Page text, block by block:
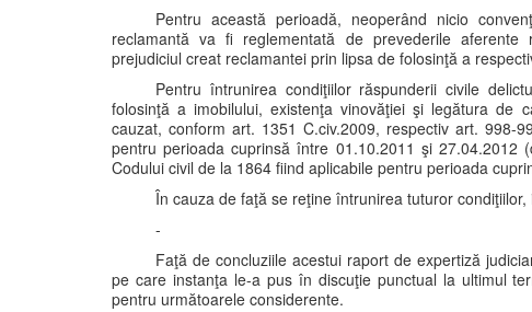
Pentru această perioadă, neoperând nicio
reclamantă va fi reglementată de prevederile
prejudiciul creat reclamantei prin lipsa de folosinţă a
Pentru întrunirea condiţiilor răspunderii civile
folosinţă a imobilului, existenţa vinovăţiei şi legătura de
cauzat, conform art. 1351 C.civ.2009, respectiv art. 998-
pentru perioada cuprinsă între 01.10.2011 şi
Codului civil de la 1864 fiind aplicabile pentru perioada
În cauza de faţă se reţine întrunirea tuturor
-
Faţă de concluziile acestui raport de expertiză
pe care instanţa le-a pus în discuţie punctual la ultimul
pentru următoarele considerente.